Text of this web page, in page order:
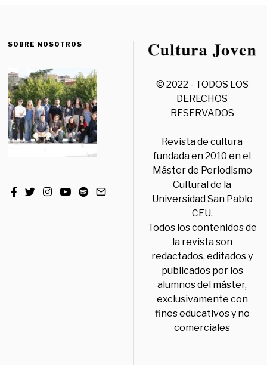
SOBRE NOSOTROS
© 2022 - TODOS LOS
DERECHOS
RESERVADOS
Revista de cultura
fundada en 2010 en el
Máster de Periodismo
Cultural de la
Universidad San Pablo
CEU.
Todos los contenidos de
la revista son
redactados, editados y
publicados por los
alumnos del máster,
exclusivamente con
fines educativos y no
comerciales